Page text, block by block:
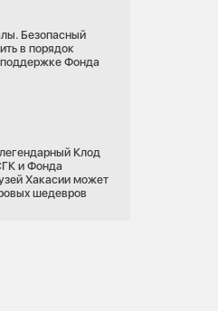
Безопасный
в порядок
Фонда
Клод
и Фонда
Хакасии может
шедевров